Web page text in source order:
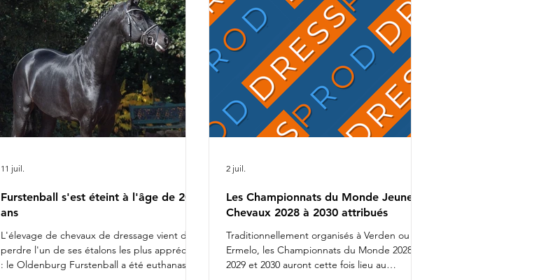
dans quelques jours la route de
l'Allemagne avec 1 cheval par catégo
Furstenball s'est éteint à l'âge de 20
ans
L'élevage de chevaux de dressage vient de
perdre l'un de ses étalons les plus appréciés
: le Oldenburg Furstenball a été euthanasié
11 juil.
Les Championnats du Monde Jeunes
Chevaux 2028 à 2030 attribués
Traditionnellement organisés à Verden ou
Ermelo, les Championnats du Monde 2028,
2029 et 2030 auront cette fois lieu au
2 juil.